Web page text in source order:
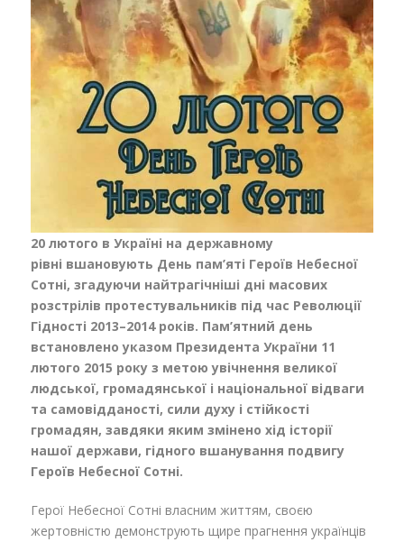
20 лютого в Україні на державному
рівні вшановують День пам’яті Героїв Небесної
Сотні, згадуючи найтрагічніші дні масових
розстрілів протестувальників під час Революції
Гідності 2013–2014 років. Пам’ятний день
встановлено указом Президента України 11
лютого 2015 року з метою увічнення великої
людської, громадянської і національної відваги
та самовідданості, сили духу і стійкості
громадян, завдяки яким змінено хід історії
нашої держави, гідного вшанування подвигу
Героїв Небесної Сотні.
Герої Небесної Сотні власним життям, своєю
жертовністю демонструють щире прагнення українців